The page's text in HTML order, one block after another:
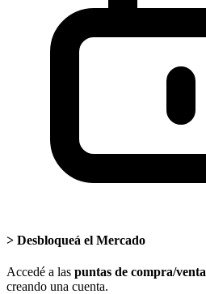
> Desbloqueá el Mercado
Accedé a las puntas de compra/venta
creando una cuenta.